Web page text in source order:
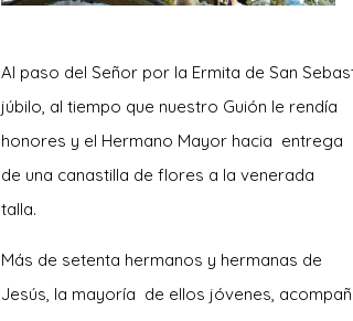
Al paso del Señor por la Ermita de San
júbilo, al tiempo que nuestro Guión le rendía
honores y el Hermano Mayor hacia entrega
de una canastilla de flores a la venerada
talla.
Más de setenta hermanos y hermanas de
Jesús, la mayoría de ellos jóvenes,